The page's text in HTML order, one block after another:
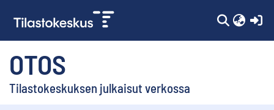
OTOS
Tilastokeskuksen julkaisut verkossa